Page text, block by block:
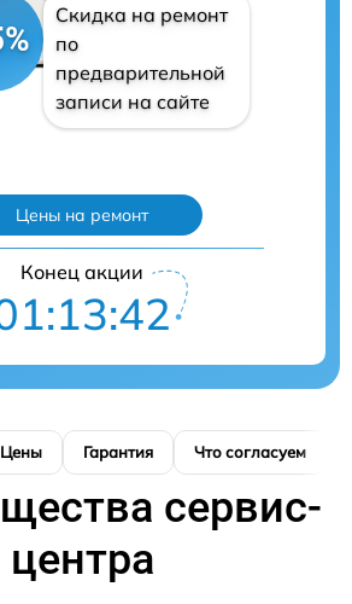
Скидка на ремонт
по
предварительной
записи на сайте
Цены на ремонт
Конец акции
Цены Гарантия Что согласуем
сервис-
центра